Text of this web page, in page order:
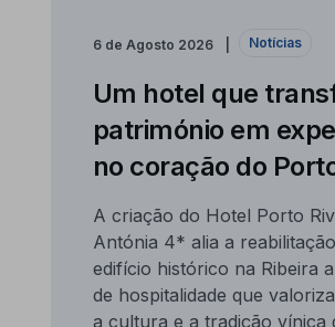
6 de Agosto 2026 Notícias
Um hotel que
património em
no coração do
A criação do Hotel Porto
Antónia 4* alia a
edifício histórico na Ribeira
de hospitalidade que
a cultura e a tradição vínica